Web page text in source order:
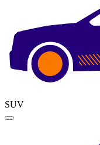
SUV